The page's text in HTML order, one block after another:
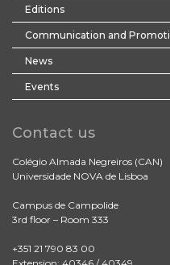
Editions
Communication and
News
Events
Contact us
Colégio Almada Negreiros (CAN)
Universidade NOVA de Lisboa
Campus de Campolide
3rd floor – Room 333
+351 21 790 83 00